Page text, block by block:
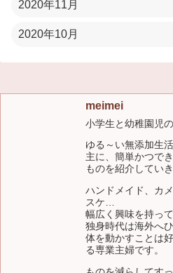
2020年11月
2020年10月
meimei
小学生と幼稚園児
ゆる～い無添加生
主に、簡単かつで
ものを紹介していき
ハンドメイド、カ
スケ…
幅広く興味を持っ
独身時代は海外へ
体を動かすことは
る専業主婦です。